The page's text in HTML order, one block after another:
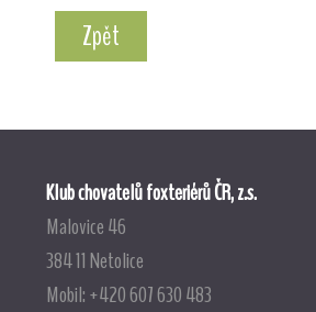
Zpět
Klub chovatelů foxteriérů ČR, z.s.
Malovice 46
384 11 Netolice
Mobil: +420 607 630 483